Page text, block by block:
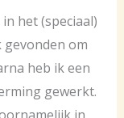
het (speciaal)
om
heb ik een
gewerkt.